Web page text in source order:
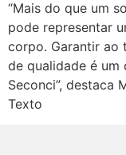
“Mais do que um
pode representar
corpo. Garantir ao
de qualidade é um
Seconci”, destaca
Texto